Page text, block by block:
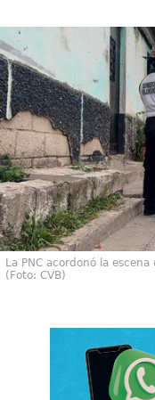
La PNC acordonó la
(Foto: CVB)